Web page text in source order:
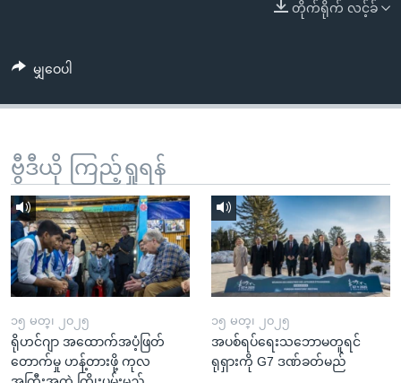
စာမျက်နှာ
ကျော်
ရန်
ရှာဖွေ
ရန်
နေရာ
သို့
ကျော်
ရန်
ဗွီအိုအေ လူမှုကွန်ယက်များ
ဘာသာစကားများ
တိုက်ရိုက် လင့်ခ်
မျှဝေပါ
ဗွီဒီယို ကြည့်ရှုရန်
၁၅ မတ္၊ ၂၀၂၅
ရိုဟင်ဂျာ အထောက်အပံ့ဖြတ်
တောက်မှု ဟန့်တားဖို့ ကုလ
၁၅ မတ္၊ ၂၀၂၅
အပစ်ရပ်ရေးသဘောမတူရင်
ရုရှားကို G7 ဒဏ်ခတ်မည်